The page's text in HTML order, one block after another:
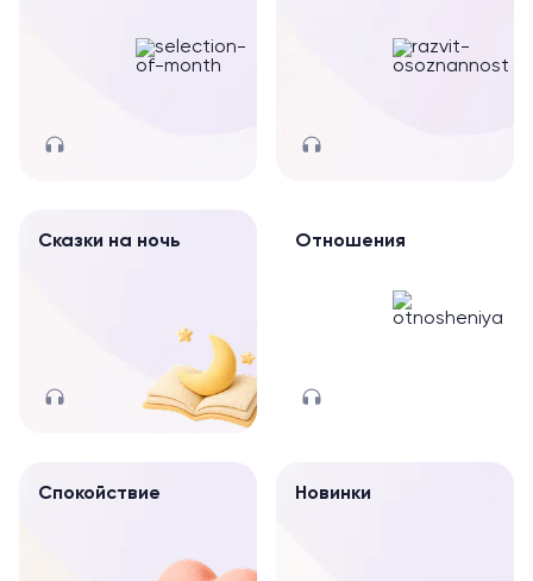
Сказки на ночь Отношения
Спокойствие Новинки